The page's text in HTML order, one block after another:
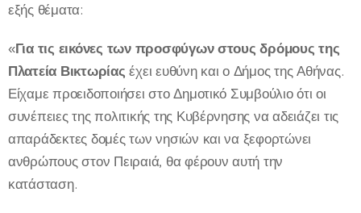
εξής θέματα:
«Για τις εικόνες των προσφύγων στους δρόμους της
Πλατεία Βικτωρίαςέχει ευθύνη και ο Δήμος της Αθήνας.
Είχαμε προειδοποιήσει στο Δημοτικό Συμβούλιο ότι οι
συνέπειες της πολιτικής της Κυβέρνησης να αδειάζει τις
απαράδεκτες δομές των νησιών και να ξεφορτώνει
ανθρώπους στον Πειραιά, θα φέρουν αυτή την
κατάσταση.